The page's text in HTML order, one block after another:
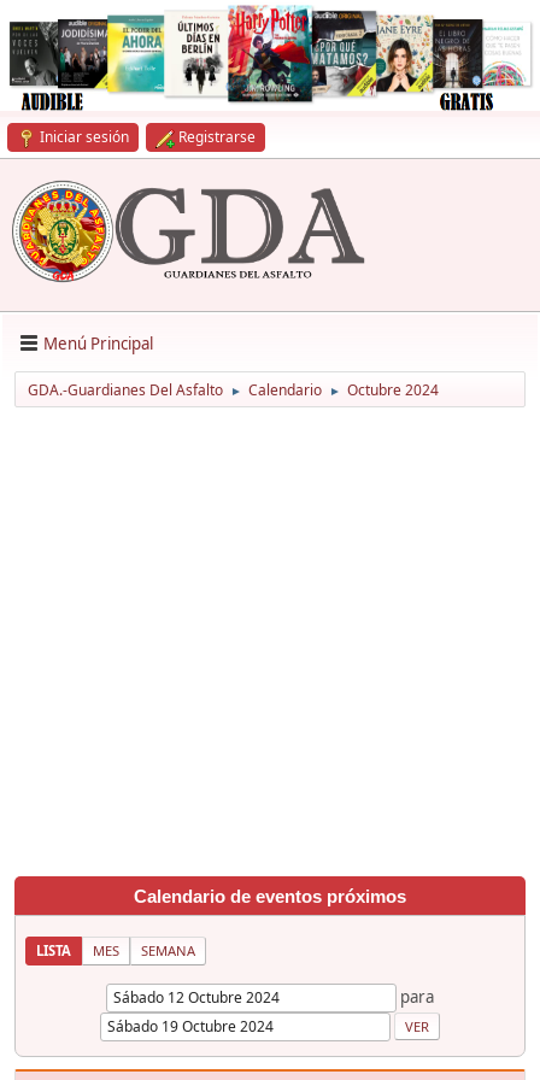
Iniciar sesión Registrarse
Menú Principal
GDA.-Guardianes Del Asfalto ► Calendario ► Octubre 2024
Calendario de eventos próximos
LISTA MES SEMANA
para